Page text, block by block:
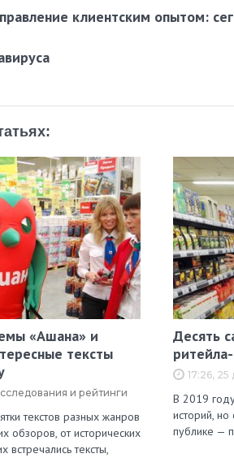
клиентским опытом:
«Ашана» и
тексты
и рейтинги
текстов разных жанров
обзоров, от исторических
тексты,
Десять
17:26, 25
В 2019
историй,
публике —